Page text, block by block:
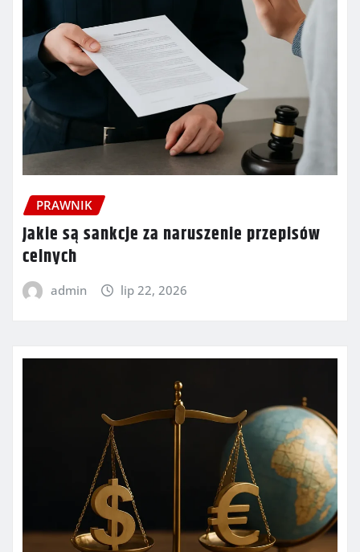
PRAWNIK
Jakie są sankcje za naruszenie przepisów
celnych
admin lip 22, 2026